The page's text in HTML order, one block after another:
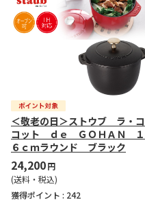
＜敬老の日＞ストウブ ラ・コ
コット ｄｅ ＧＯＨＡＮ １
６ｃｍラウンド ブラック
24,200円
(送料・税込)
獲得ポイント : 242